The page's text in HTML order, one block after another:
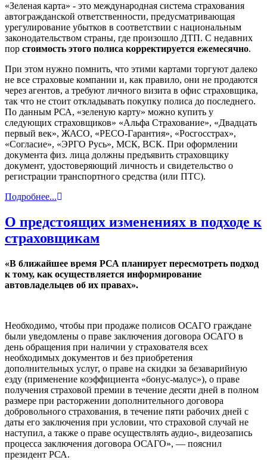
«Зеленая карта» - это международная система страхования
автогражданской ответственности, предусматривающая
урегулирование убытков в соответствии с национальным
законодательством страны, где произошло ДТП. С недавних
пор стоимость этого полиса корректируется ежемесячно.
При этом нужно помнить, что этими картами торгуют далеко
не все страховые компании и, как правило, они не продаются
через агентов, а требуют личного визита в офис страховщика,
так что не стоит откладывать покупку полиса до последнего.
По данным РСА, «зеленую карту» можно купить у
следующих страховщиков» «Альфа Страхование», «Двадцать
первый век», ЖАСО, «РЕСО-Гарантия», «Росгосстрах»,
«Согласие», «ЭРГО Русь», МСК, ВСК. При оформлении
документа физ. лица должны предъявить страховщику
документ, удостоверяющий личность и свидетельство о
регистрации транспортного средства (или ПТС).
Подробнее...
О предстоящих изменениях в подходе к
страховщикам
«В ближайшее время РСА планирует пересмотреть подход
к тому, как осуществляется информирование
автовладельцев об их правах».
Необходимо, чтобы при продаже полисов ОСАГО граждане
были уведомлены о праве заключения договора ОСАГО в
день обращения при наличии у страхователя всех
необходимых документов и без приобретения
дополнительных услуг, о праве на скидки за безаварийную
езду (применение коэффициента «бонус-малус»), о праве
получения страховой премии в течение десяти дней в полном
размере при расторжении дополнительного договора
добровольного страхования, в течение пяти рабочих дней с
даты его заключения при условии, что страховой случай не
наступил, а также о праве осуществлять аудио-, видеозапись
процесса заключения договора ОСАГО», — пояснил
президент РСА.